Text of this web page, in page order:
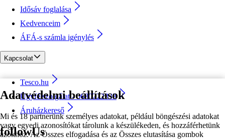
Adatvédelmi beállítások
Mi és 18 partnerünk személyes adatokat, például böngészési adatokat
vagy egyedi azonosítókat tárolunk a készülékeden, és hozzáférhetünk
azokhoz. Az Összes elfogadása és az Összes elutasítása gombok
Idősáv foglalása
Kedvenceim
ÁFÁ-s számla igénylés
Kapcsolat
Tesco.hu
Ügyfélszolgálat - 0680222333
Áruházkereső
followUs